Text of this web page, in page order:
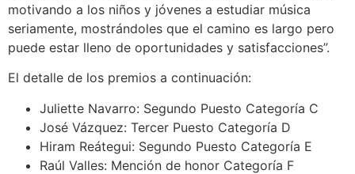
motivando a los niños y jóvenes a estudiar música
seriamente, mostrándoles que el camino es largo pero
puede estar lleno de oportunidades y satisfacciones”.
El detalle de los premios a continuación:
Juliette Navarro: Segundo Puesto Categoría C
José Vázquez: Tercer Puesto Categoría D
Hiram Reátegui: Segundo Puesto Categoría E
Raúl Valles: Mención de honor Categoría F